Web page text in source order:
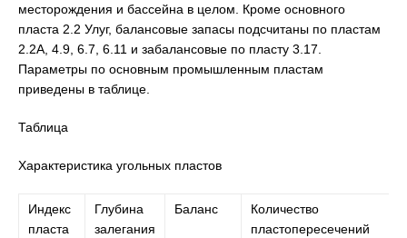
месторождения и бассейна в целом. Кроме основного
пласта 2.2 Улуг, балансовые запасы подсчитаны по пластам
2.2А, 4.9, 6.7, 6.11 и забалансовые по пласту 3.17.
Параметры по основным промышленным пластам
приведены в таблице.
Таблица
Характеристика угольных пластов
Индекс
пласта
Глубина
залегания
Баланс
Количество
пластопересечений